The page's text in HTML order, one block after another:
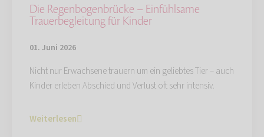
Die Regenbogenbrücke – Einfühlsame
Trauerbegleitung für Kinder
01. Juni 2026
Nicht nur Erwachsene trauern um ein geliebtes Tier – auch
Kinder erleben Abschied und Verlust oft sehr intensiv.
Weiterlesen